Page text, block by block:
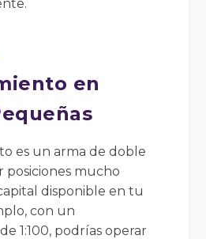
en
es un arma de doble
posiciones mucho
disponible en tu
con un
1:100, podrías operar